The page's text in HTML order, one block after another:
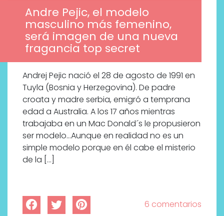
Andre Pejic, el modelo
masculino más femenino,
será imagen de una nueva
fragancia top secret
Andrej Pejic nació el 28 de agosto de 1991 en
Tuyla (Bosnia y Herzegovina). De padre
croata y madre serbia, emigró a temprana
edad a Australia. A los 17 años mientras
trabajaba en un Mac Donald´s le propusieron
ser modelo…Aunque en realidad no es un
simple modelo porque en él cabe el misterio
de la […]
6 comentarios